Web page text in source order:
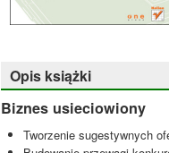
Opis książki
Biznes usieciowiony
Tworzenie sugestywnych